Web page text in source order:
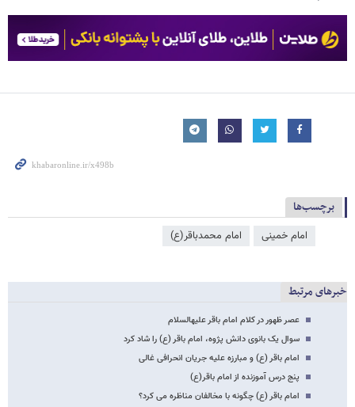
برچسب‌ها
امام خمینی امام محمدباقر(ع)
خبرهای مرتبط
عصر ظهور در کلام امام باقر علیه‏السلام
سوال یک بانوی دانش پژوه، امام باقر (ع) را شاد کرد
امام باقر (ع) و مبارزه علیه جریان انحرافی غالی
پنج درس آموزنده از امام باقر(ع)
امام باقر (ع) چگونه با مخالفان مناظره می کرد؟